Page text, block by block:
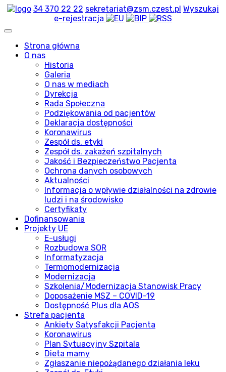
34 370 22 22 sekretariat@zsm.czest.pl Wyszukaj
e-rejestracja
Strona główna
O nas
Historia
Galeria
O nas w mediach
Dyrekcja
Rada Społeczna
Podziękowania od pacjentów
Deklaracja dostępności
Koronawirus
Zespół ds. etyki
Zespół ds. zakażeń szpitalnych
Jakość i Bezpieczeństwo Pacjenta
Ochrona danych osobowych
Aktualności
Informacja o wpływie działalności na zdrowie
ludzi i na środowisko
Certyfikaty
Dofinansowania
Projekty UE
E-usługi
Rozbudowa SOR
Informatyzacja
Termomodernizacja
Modernizacja
Szkolenia/Modernizacja Stanowisk Pracy
Doposażenie MSZ – COVID-19
Dostępność Plus dla AOS
Strefa pacjenta
Ankiety Satysfakcji Pacjenta
Koronawirus
Plan Sytuacyjny Szpitala
Dieta mamy
Zgłaszanie niepożądanego działania leku